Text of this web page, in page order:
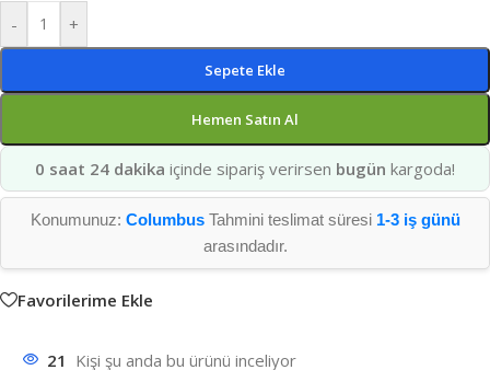
-
+
Sepete Ekle
Hemen Satın Al
0 saat 24 dakika içinde sipariş verirsen bugün kargoda!
Konumunuz: ColumbusTahmini teslimat süresi 1-3 iş günü
arasındadır.
Favorilerime Ekle
21 Kişi şu anda bu ürünü inceliyor